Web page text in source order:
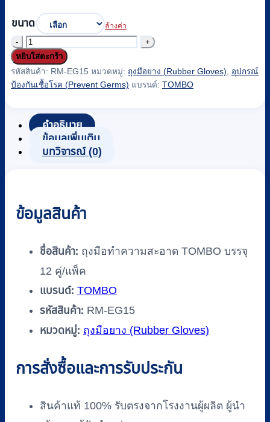
ขนาด ล้างค่า
จำนวน
ถุงมือ
ทำความ
บรรจุ
หยิบใส่ตะกร้า
รหัสสินค้า: RM-EG15 หมวดหมู่: ถุงมือยาง (Rubber Gloves)
อุปกรณ์
ป้องกันเชื้อโรค (Prevent Germs) แบรนด์: TOMBO
คำอธิบาย
ข้อมูลเพิ่มเติม
บทวิจารณ์ (0)
ข้อมูลสินค้า
ชื่อสินค้า: ถุงมือทำความสะอาด TOMBO บรรจุ
12 คู่/แพ็ค
แบรนด์: TOMBO
รหัสสินค้า: RM-EG15
หมวดหมู่: ถุงมือยาง (Rubber Gloves)
การสั่งซื้อและการรับประกัน
สินค้าแท้ 100% รับตรงจากโรงงานผู้ผลิต ผู้นำ